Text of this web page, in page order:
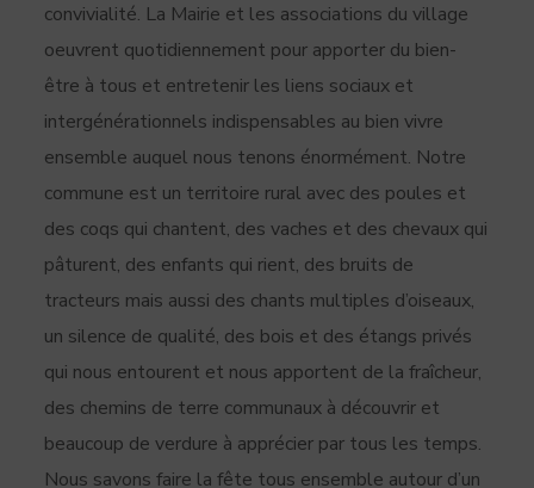
convivialité. La Mairie et les associations du village
oeuvrent quotidiennement pour apporter du bien-
être à tous et entretenir les liens sociaux et
intergénérationnels indispensables au bien vivre
ensemble auquel nous tenons énormément. Notre
commune est un territoire rural avec des poules et
des coqs qui chantent, des vaches et des chevaux qui
pâturent, des enfants qui rient, des bruits de
tracteurs mais aussi des chants multiples d’oiseaux,
un silence de qualité, des bois et des étangs privés
qui nous entourent et nous apportent de la fraîcheur,
des chemins de terre communaux à découvrir et
beaucoup de verdure à apprécier par tous les temps.
Nous savons faire la fête tous ensemble autour d’un